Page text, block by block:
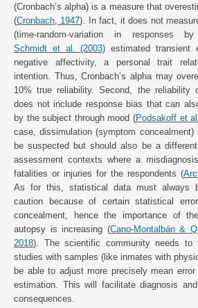
(Cronbach’s alpha) is a measure that
(Cronbach, 1947). In fact, it does not
(time-random-variation in responses by
Schmidt et al. (2003) estimated transient
negative affectivity, a personal trait
intention. Thus, Cronbach’s alpha may
10% true reliability. Second, the reliability
does not include response bias that can
by the subject through mood (Podsakoff et
case, dissimulation (symptom concealment)
be suspected but should also be a
assessment contexts where a
fatalities or injuries for the respondents (
As for this, statistical data must always
caution because of certain statistical
concealment, hence the importance of
autopsy is increasing (Cano-Montalbán &
2018). The scientific community needs to
studies with samples (like inmates with
be able to adjust more precisely mean
estimation. This will facilitate diagnosis
consequences.